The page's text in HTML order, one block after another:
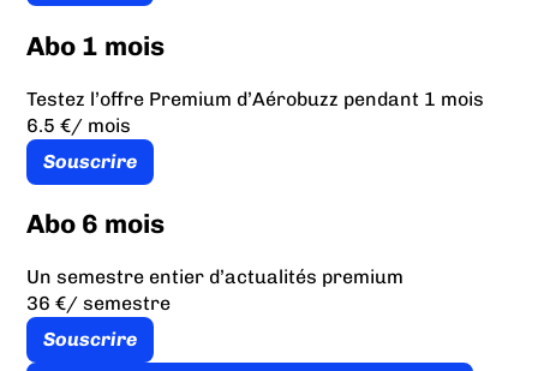
Abo 1 mois
Testez l’offre Premium d’Aérobuzz pendant 1 mois
6.5 €/ mois
Souscrire
Abo 6 mois
Un semestre entier d’actualités premium
36 €/ semestre
Souscrire